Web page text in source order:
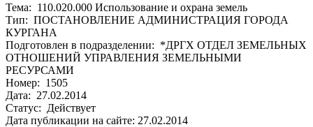
Тема: 110.020.000 Использование и охрана земель
Тип: ПОСТАНОВЛЕНИЕ АДМИНИСТРАЦИЯ ГОРОДА
КУРГАНА
Подготовлен в подразделении: *ДРГХ ОТДЕЛ ЗЕМЕЛЬНЫХ
ОТНОШЕНИЙ УПРАВЛЕНИЯ ЗЕМЕЛЬНЫМИ
РЕСУРСАМИ
Номер: 1505
Дата: 27.02.2014
Статус: Действует
Дата публикации на сайте: 27.02.2014